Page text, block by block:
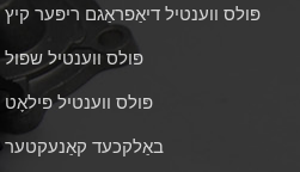
פּולס ווענטיל דיאַפראַגם ריפּער קיץ
פּולס ווענטיל שפּול
פּולס ווענטיל פּילאָט
באַלקכעד קאַנעקטער